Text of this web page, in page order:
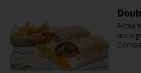
Arma
tus